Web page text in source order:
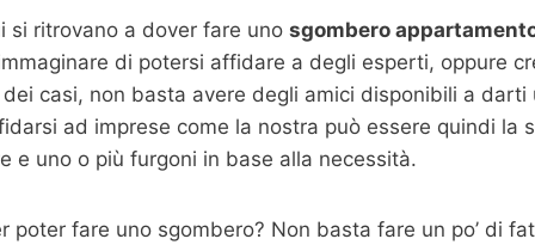
si ritrovano a dover fare uno sgombero
di potersi affidare a degli esperti, oppure
casi, non basta avere degli amici disponibili a
ad imprese come la nostra può essere quindi la
e uno o più furgoni in base alla necessità.
poter fare uno sgombero? Non basta fare un po’ di